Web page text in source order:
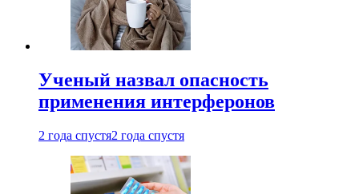
Ученый назвал опасность
применения интерферонов
2 года спустя2 года спустя